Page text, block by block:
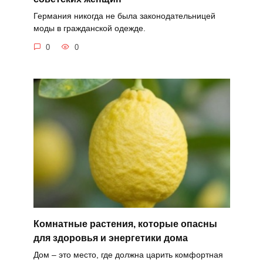
Германия никогда не была законодательницей
моды в гражданской одежде.
0 0
Комнатные растения, которые опасны
для здоровья и энергетики дома
Дом – это место, где должна царить комфортная